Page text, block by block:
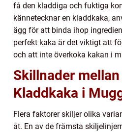
få den kladdiga och fuktiga
kännetecknar en kladdkaka,
ägg för att binda ihop
perfekt kaka är det viktigt att
och att inte överkoka kakan i
Skillnader
Kladdkaka i
Flera faktorer skiljer olika
åt. En av de främsta